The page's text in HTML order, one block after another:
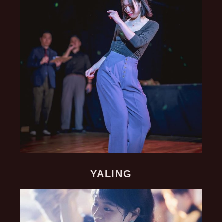
YALING